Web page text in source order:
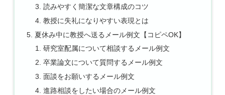
読みやすく簡潔な文章構成のコツ
教授に失礼になりやすい表現とは
夏休み中に教授へ送るメール例文【コピペOK】
研究室配属について相談するメール例文
卒業論文について質問するメール例文
面談をお願いするメール例文
進路相談をしたい場合のメール例文